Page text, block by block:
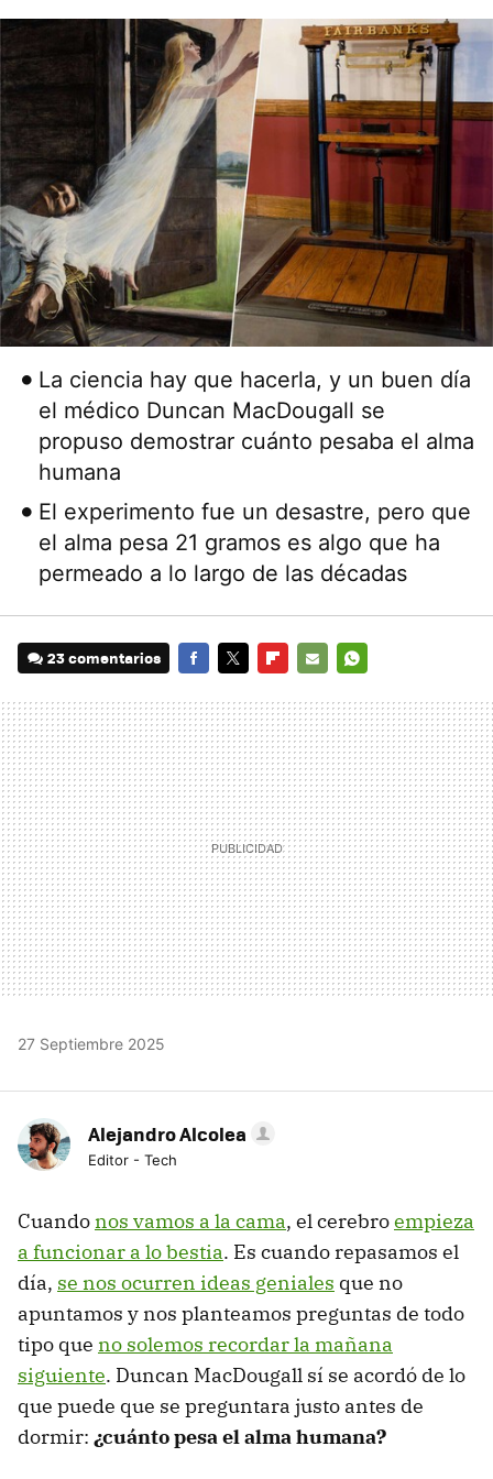
La ciencia hay que hacerla, y un buen día
el médico Duncan MacDougall se
propuso demostrar cuánto pesaba el alma
humana
El experimento fue un desastre, pero que
el alma pesa 21 gramos es algo que ha
permeado a lo largo de las décadas
23 comentarios
MAIL
27 Septiembre 2025
Alejandro Alcolea
Editor - Tech
Cuandonos vamos a la cama, el cerebroempieza
a funcionar a lo bestia. Es cuando repasamos el
día, se nos ocurren ideas geniales que no
apuntamos y nos planteamos preguntas de todo
tipo que no solemos recordar la mañana
siguiente. Duncan MacDougall sí se acordó de lo
que puede que se preguntara justo antes de
dormir: ¿cuánto pesa el alma humana?